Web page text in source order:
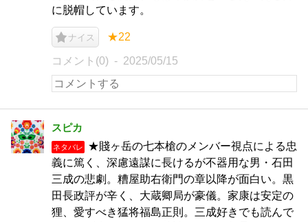
に脱帽しています。
ナイス ★22
コメント(0) 2025/05/15
スピカ
ネタバレ
★賤ヶ岳の七本槍のメンバー視点による忠
義に篤く、深慮遠謀に長けるが不器用な男・石田
三成の悲劇。糟屋助右衛門の章以降が面白い。黒
田長政評が辛く、大蔵卿局が豪儀。家康は安定の
狸、愛すべき猛将福島正則。三成好きでも読んで